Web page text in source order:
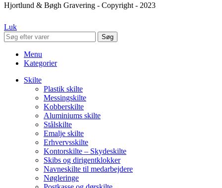
Hjortlund & Bøgh Gravering - Copyright - 2023
Luk
Søg
Menu
Kategorier
Skilte
Plastik skilte
Messingskilte
Kobberskilte
Aluminiums skilte
Stålskilte
Emalje skilte
Erhvervsskilte
Kontorskilte – Skydeskilte
Skibs og dirigentklokker
Navneskilte til medarbejdere
Nøgleringe